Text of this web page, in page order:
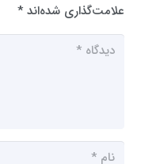
علامت‌گذاری شده‌اند *